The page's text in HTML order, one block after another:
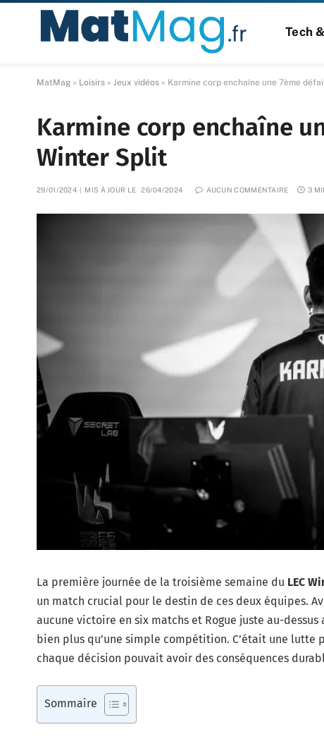
Tech
MatMag » Loisirs » Jeux vidéos » Karmine corp enchaîne une 7ème
Karmine corp enchaîne
Winter Split
29/01/2024 MIS À JOUR LE 26/04/2024 AUCUN COMMENTAIRE 3
La première journée de la troisième semaine du LEC
un match crucial pour le destin de ces deux équipes.
aucune victoire en six matchs et Rogue juste au-
bien plus qu’une simple compétition. C’était une
chaque décision pouvait avoir des conséquences
Sommaire